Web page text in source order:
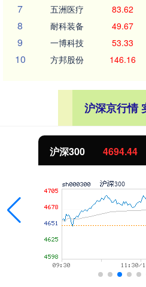
7 五洲医疗 83.62
8 耐科装备 49.67
9 一博科技 53.33
10 方邦股份 146.16
沪深京行情
沪深300 4694.44